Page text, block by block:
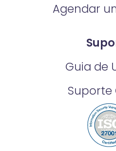
Agendar
Guia de
Suporte